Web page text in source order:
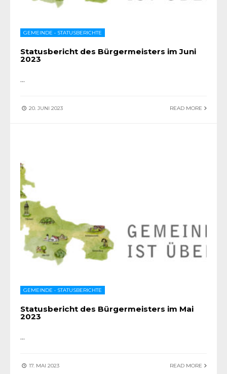
GEMEINDE • STATUSBERICHTE
Statusbericht des Bürgermeisters im Juni
2023
...
20. JUNI 2023 READ MORE
GEMEINDE • STATUSBERICHTE
Statusbericht des Bürgermeisters im Mai
2023
...
17. MAI 2023 READ MORE